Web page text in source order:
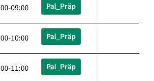
09:00 Pal_Präp
10:00 Pal_Präp
11:00 Pal_Präp